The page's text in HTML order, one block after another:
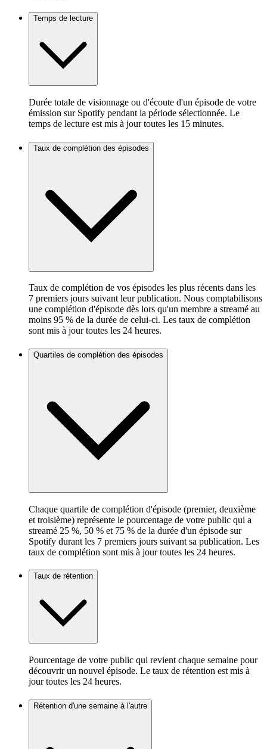
Temps de lecture
Durée totale de visionnage ou d'écoute d'un épisode de votre
émission sur Spotify pendant la période sélectionnée. Le
temps de lecture est mis à jour toutes les 15 minutes.
Taux de complétion des épisodes
Taux de complétion de vos épisodes les plus récents dans les
7 premiers jours suivant leur publication. Nous comptabilisons
une complétion d'épisode dès lors qu'un membre a streamé au
moins 95 % de la durée de celui-ci. Les taux de complétion
sont mis à jour toutes les 24 heures.
Quartiles de complétion des épisodes
Chaque quartile de complétion d'épisode (premier, deuxième
et troisième) représente le pourcentage de votre public qui a
streamé 25 %, 50 % et 75 % de la durée d'un épisode sur
Spotify durant les 7 premiers jours suivant sa publication. Les
taux de complétion sont mis à jour toutes les 24 heures.
Taux de rétention
Pourcentage de votre public qui revient chaque semaine pour
découvrir un nouvel épisode. Le taux de rétention est mis à
jour toutes les 24 heures.
Rétention d'une semaine à l'autre